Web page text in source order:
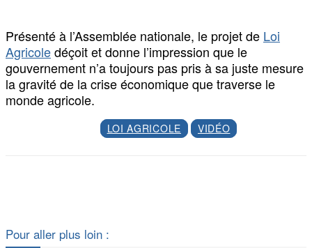
Présenté à l’Assemblée nationale, le projet de Loi
Agricoledéçoit et donne l’impression que le
gouvernement n’a toujours pas pris à sa juste mesure
la gravité de la crise économique que traverse le
monde agricole.
LOI AGRICOLE VIDÉO
Pour aller plus loin :